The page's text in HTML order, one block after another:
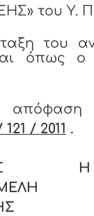
του Υ.
του
όπως ο
/ 2011 .
Σ Η Γ